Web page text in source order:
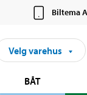
Biltema
Velg varehus
BÅT